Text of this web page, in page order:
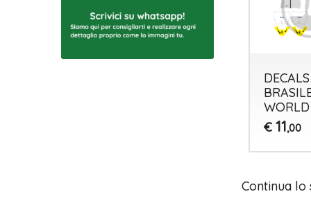
DECALS
€ 11,00
Continua lo